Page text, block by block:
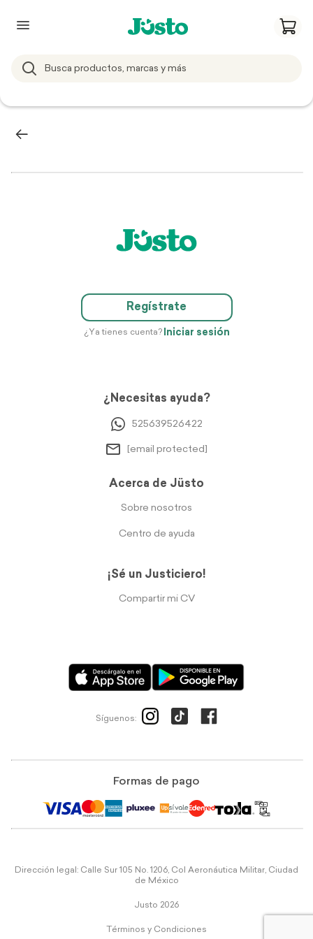
Regístrate
¿Ya tienes cuenta? Iniciar sesión
¿Necesitas ayuda?
525639526422
[email protected]
Acerca de Jüsto
Sobre nosotros
Centro de ayuda
¡Sé un Justiciero!
Compartir mi CV
Síguenos:
Formas de pago
Dirección legal: Calle Sur 105 No. 1206, Col Aeronáutica Militar, Ciudad
de México
Justo 2026
Términos y Condiciones